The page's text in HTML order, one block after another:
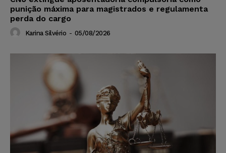
punição máxima para magistrados e regulamenta
perda do cargo
Karina Silvério - 05/08/2026